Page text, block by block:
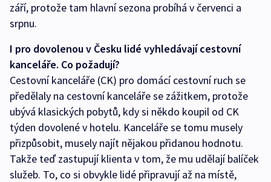
září, protože tam hlavní sezona probíhá v červenci a
srpnu.
I pro dovolenou v Česku lidé vyhledávají cestovní
kanceláře. Co požadují?
Cestovní kanceláře (CK) pro domácí cestovní ruch se
předělaly na cestovní kanceláře se zážitkem, protože
ubývá klasických pobytů, kdy si někdo koupil od CK
týden dovolené v hotelu. Kanceláře se tomu musely
přizpůsobit, musely najít nějakou přidanou hodnotu.
Takže teď zastupují klienta v tom, že mu udělají balíček
služeb. To, co si obvykle lidé připravují až na místě,